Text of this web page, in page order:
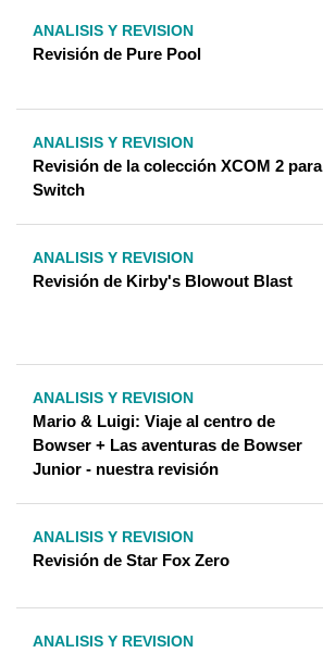
ANALISIS Y REVISION
Revisión de Pure Pool
ANALISIS Y REVISION
Revisión de la colección XCOM 2 para
Switch
ANALISIS Y REVISION
Revisión de Kirby's Blowout Blast
ANALISIS Y REVISION
Mario & Luigi: Viaje al centro de
Bowser + Las aventuras de Bowser
Junior - nuestra revisión
ANALISIS Y REVISION
Revisión de Star Fox Zero
ANALISIS Y REVISION